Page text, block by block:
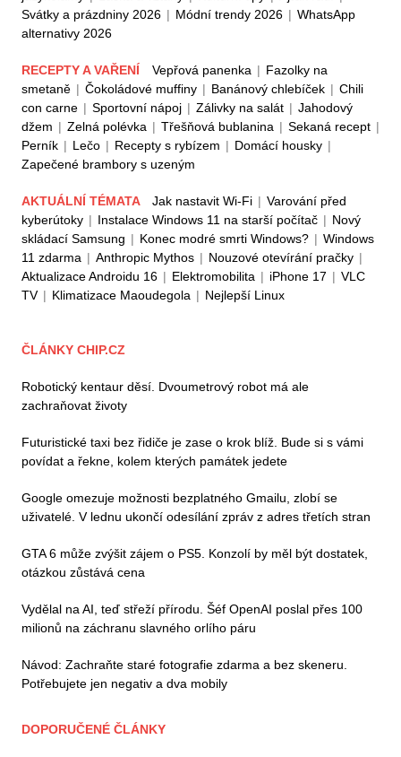
Svátky a prázdniny 2026 | Módní trendy 2026 | WhatsApp
alternativy 2026
RECEPTY A VAŘENÍ Vepřová panenka | Fazolky na
smetaně | Čokoládové muffiny | Banánový chlebíček | Chili
con carne | Sportovní nápoj | Zálivky na salát | Jahodový
džem | Zelná polévka | Třešňová bublanina | Sekaná recept |
Perník | Lečo | Recepty s rybízem | Domácí housky |
Zapečené brambory s uzeným
AKTUÁLNÍ TÉMATA Jak nastavit Wi-Fi | Varování před
kyberútoky | Instalace Windows 11 na starší počítač | Nový
skládací Samsung | Konec modré smrti Windows? | Windows
11 zdarma | Anthropic Mythos | Nouzové otevírání pračky |
Aktualizace Androidu 16 | Elektromobilita | iPhone 17 | VLC
TV | Klimatizace Maoudegola | Nejlepší Linux
ČLÁNKY CHIP.CZ
Robotický kentaur děsí. Dvoumetrový robot má ale
zachraňovat životy
Futuristické taxi bez řidiče je zase o krok blíž. Bude si s vámi
povídat a řekne, kolem kterých památek jedete
Google omezuje možnosti bezplatného Gmailu, zlobí se
uživatelé. V lednu ukončí odesílání zpráv z adres třetích stran
GTA 6 může zvýšit zájem o PS5. Konzolí by měl být dostatek,
otázkou zůstává cena
Vydělal na AI, teď střeží přírodu. Šéf OpenAI poslal přes 100
milionů na záchranu slavného orlího páru
Návod: Zachraňte staré fotografie zdarma a bez skeneru.
Potřebujete jen negativ a dva mobily
DOPORUČENÉ ČLÁNKY